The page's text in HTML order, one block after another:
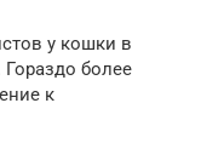
у кошки в
Гораздо более
к